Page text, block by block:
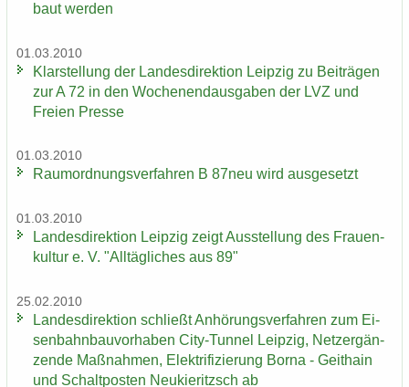
baut wer­den
01.03.2010
Klar­stel­lung der Lan­des­di­rek­ti­on Leip­zig zu Bei­trä­gen
zur A 72 in den Wo­chen­end­aus­ga­ben der LVZ und
Frei­en Pres­se
01.03.2010
Raum­ord­nungs­ver­fah­ren B 87neu wird aus­ge­setzt
01.03.2010
Lan­des­di­rek­ti­on Leip­zig zeigt Aus­stel­lung des Frau­en­
kul­tur e. V. "All­täg­li­ches aus 89"
25.02.2010
Lan­des­di­rek­ti­on schließt An­hö­rungs­ver­fah­ren zum Ei­
sen­bahn­bau­vor­ha­ben City-​Tunnel Leip­zig, Netz­er­gän­
zen­de Maß­nah­men, Elek­tri­fi­zie­rung Borna - Geit­hain
und Schalt­pos­ten Neu­kie­ritzsch ab